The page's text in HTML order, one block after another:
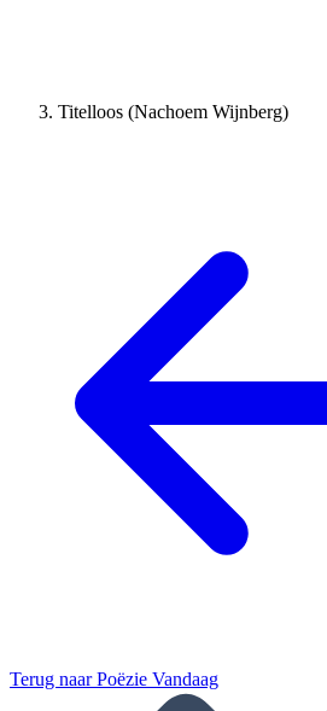
Titelloos (Nachoem Wijnberg)
Terug naarPoëzie Vandaag